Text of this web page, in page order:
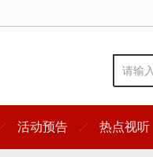
活动预告 热点视听